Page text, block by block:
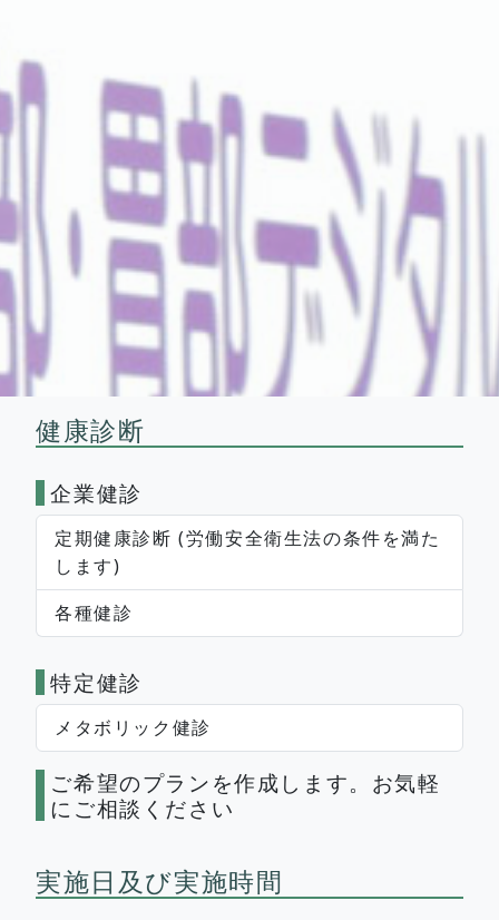
健康診断
企業健診
定期健康診断 (労働安全衛生法の条件を満た
します)
各種健診
特定健診
メタボリック健診
ご希望のプランを作成します。お気軽
にご相談ください
実施日及び実施時間